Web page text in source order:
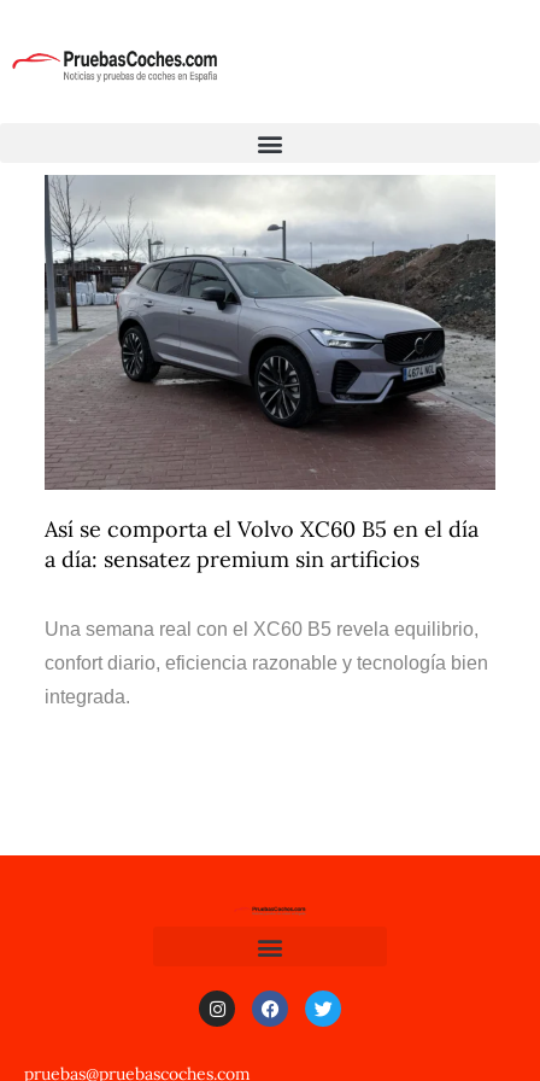
Así se comporta el Volvo XC60 B5 en el día
a día: sensatez premium sin artificios
Una semana real con el XC60 B5 revela equilibrio,
confort diario, eficiencia razonable y tecnología bien
integrada.
pruebas@pruebascoches.com